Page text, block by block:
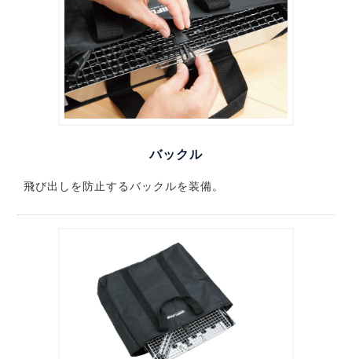
バックル
飛び出しを防止するバックルを装備。